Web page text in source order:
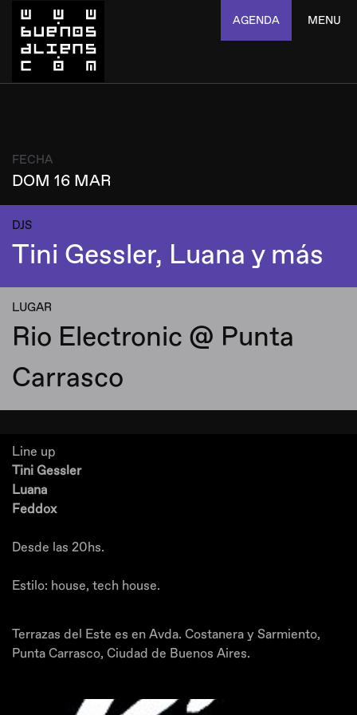
AGENDA MENU
FECHA
DOM 16 MAR
DJS
Tini Gessler, Luana y más
LUGAR
Rio Electronic @ Punta
Carrasco
Line up
Tini Gessler
Luana
Feddox
Desde las 20hs.
Estilo: house, tech house.
Terrazas del Este es en Avda. Costanera y Sarmiento,
Punta Carrasco, Ciudad de Buenos Aires.